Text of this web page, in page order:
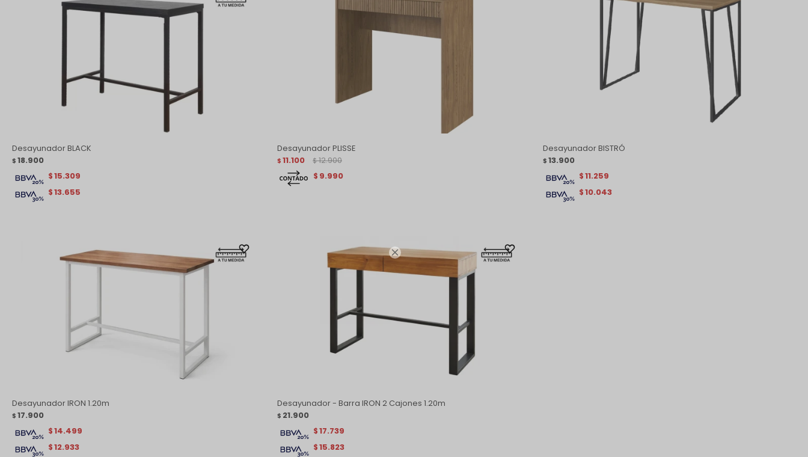

Desayunador BLACK
$ 18.900
$13.655
$15.309
Desayunador PLISSE
$ 11.100 $ 12.900
$ 9.990
Desayunador BISTRÓ
$ 13.900
$10.043
$11.259
Desayunador IRON 1.20m
$ 17.900
$12.933
$14.499
Desayunador - Barra IRON 2 Cajones 1.20m
$ 21.900
$ 15.823
$ 17.739